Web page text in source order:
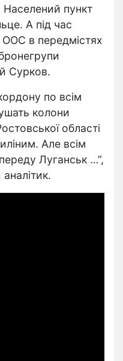
Населений пункт
А під час
ООС в передмістях
Сурков.
по всім
колони
області
Але всім
Луганськ …”,